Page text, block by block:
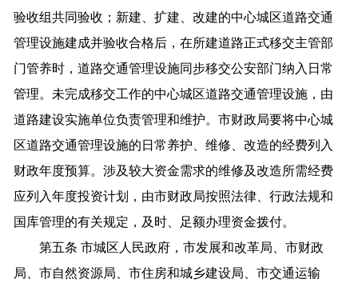
验收组共同验收；新建、扩建、改建的中心城区道路交通
管理设施建成并验收合格后，在所建道路正式移交主管部
门管养时，道路交通管理设施同步移交公安部门纳入日常
管理。未完成移交工作的中心城区道路交通管理设施，由
道路建设实施单位负责管理和维护。市财政局要将中心城
区道路交通管理设施的日常养护、维修、改造的经费列入
财政年度预算。涉及较大资金需求的维修及改造所需经费
应列入年度投资计划，由市财政局按照法律、行政法规和
国库管理的有关规定，及时、足额办理资金拨付。
第五条 市城区人民政府，市发展和改革局、市财政
局、市自然资源局、市住房和城乡建设局、市交通运输